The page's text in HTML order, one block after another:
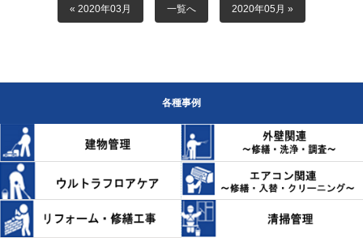
« 2020年03月 一覧へ 2020年05月 »
各種事例